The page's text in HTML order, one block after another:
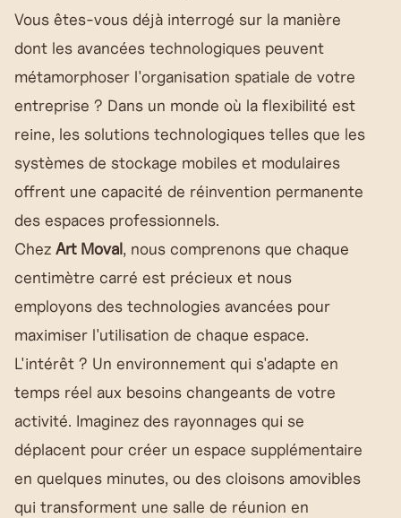
Vous êtes-vous déjà interrogé sur la manière
dont les avancées technologiques peuvent
métamorphoser l'organisation spatiale de votre
entreprise ? Dans un monde où la flexibilité est
reine, les solutions technologiques telles que les
systèmes de stockage mobiles et modulaires
offrent une capacité de réinvention permanente
des espaces professionnels.
Chez Art Moval, nous comprenons que chaque
centimètre carré est précieux et nous
employons des technologies avancées pour
maximiser l'utilisation de chaque espace.
L'intérêt ? Un environnement qui s'adapte en
temps réel aux besoins changeants de votre
activité. Imaginez des rayonnages qui se
déplacent pour créer un espace supplémentaire
en quelques minutes, ou des cloisons amovibles
qui transforment une salle de réunion en